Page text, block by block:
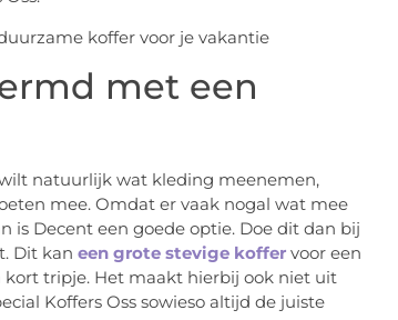
met een
natuurlijk wat kleding meenemen,
mee. Omdat er vaak nogal wat mee
is Decent een goede optie. Doe dit dan bij
Dit kan een grote stevige koffervoor een
kort tripje. Het maakt hierbij ook niet uit
Koffers Oss sowieso altijd de juiste